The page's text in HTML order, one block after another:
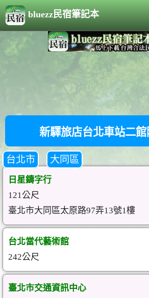
bluezz民宿筆記本
新驛旅店台北車站二
台北市 大同區
日星鑄字行
121公尺
臺北市大同區太原路97弄13號1樓
台北當代藝術館
242公尺
臺北市交通資訊中心